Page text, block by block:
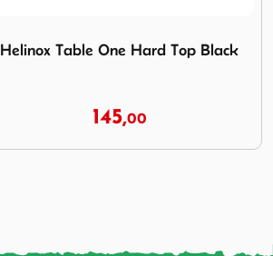
Helinox Ball Feet Set 55 mm Large
34,95